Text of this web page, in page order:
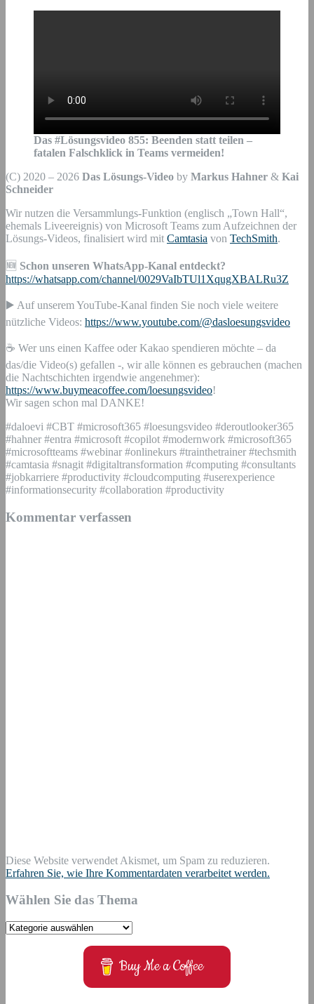
Das #Lösungsvideo 855: Beenden statt teilen –
fatalen Falschklick in Teams vermeiden!
(C) 2020 – 2026 Das Lösungs-Video by Markus Hahner & Kai
Schneider
Wir nutzen die Versammlungs-Funktion (englisch „Town Hall“,
ehemals Liveereignis) von Microsoft Teams zum Aufzeichnen der
Lösungs-Videos, finalisiert wird mit Camtasia von TechSmith.
🆕 Schon unseren WhatsApp-Kanal entdeckt?
https://whatsapp.com/channel/0029VaIbTUl1XqugXBALRu3Z
▶️ Auf unserem YouTube-Kanal finden Sie noch viele weitere
nützliche Videos: https://www.youtube.com/@dasloesungsvideo
☕ Wer uns einen Kaffee oder Kakao spendieren möchte – da
das/die Video(s) gefallen -, wir alle können es gebrauchen (machen
die Nachtschichten irgendwie angenehmer):
https://www.buymeacoffee.com/loesungsvideo!
Wir sagen schon mal DANKE!
#daloevi #CBT #microsoft365 #loesungsvideo #deroutlooker365
#hahner #entra #microsoft #copilot #modernwork #microsoft365
#microsoftteams #webinar #onlinekurs #trainthetrainer #techsmith
#camtasia #snagit #digitaltransformation #computing #consultants
#jobkarriere #productivity #cloudcomputing #userexperience
#informationsecurity #collaboration #productivity
Kommentar verfassen
Diese Website verwendet Akismet, um Spam zu reduzieren.
Erfahren Sie, wie Ihre Kommentardaten verarbeitet werden.
Wählen Sie das Thema
Wählen
Buy Me a Coffee